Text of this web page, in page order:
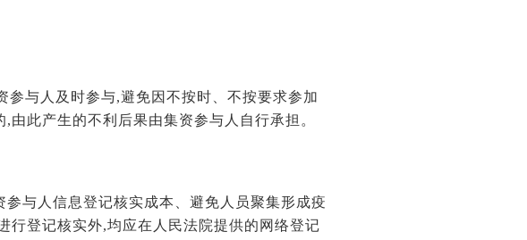
与人及时参与,避免因不按时、不按要求参加
此产生的不利后果由集资参与人自行承担。
与人信息登记核实成本、避免人员聚集形成疫
行登记核实外,均应在人民法院提供的网络登记